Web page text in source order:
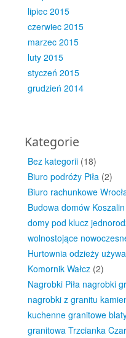
lipiec 2015
czerwiec 2015
marzec 2015
luty 2015
styczeń 2015
grudzień 2014
Kategorie
Bez kategorii (18)
Biuro podróży Piła (2)
Biuro rachunkowe
Budowa domów
domy pod klucz
wolnostojące
Hurtownia odzieży
Komornik Wałcz (2)
Nagrobki Piła nagrobki
nagrobki z granitu
kuchenne granitowe
granitowa Trzcianka